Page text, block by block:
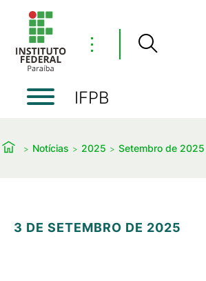
⋮
IFPB
Notícias 2025 Setembro de 2025
3 DE SETEMBRO DE 2025